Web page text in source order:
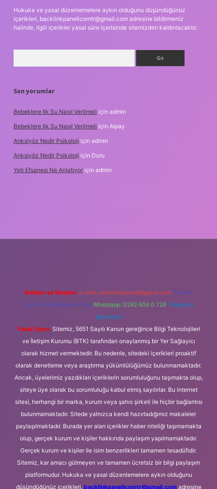
Hukuka ve yasal düzenlemelere aykırı olduğunu düşündüğünüz
içerikleri, backlinkpanelicomtr@gmail.com adresine bildirmeniz
halinde, ilgili içerikler yasal süre içerisinde sitemizden kaldırılacaktır.
Son yorumlar
Bebeklere Ilk Su Nasıl Verilmeli için admin
Bebeklere Ilk Su Nasıl Verilmeli için Alpay
Anksiyöz Nedir Psikoloji için admin
Anksiyöz Nedir Psikoloji için Duru
Yeti Efsanesi Ne Anlatıyor için admin
Reklam ve İletişim: E-mail: backlinkpaneli@gmail.com Teams:
forumhizmeti@gmail.com Whatsapp: 0262 606 0 726 Telegram:
@karabul
Yasal Uyarı: Sitemiz, 5651 Sayılı Kanun gereğince Bilgi Teknolojileri
ve İletişim Kurumu (BTK) tarafından onaylanmış bir Yer Sağlayıcı
olarak hizmet vermektedir. Bu nedenle, sitedeki içerikleri proaktif
olarak denetleme veya araştırma yükümlülüğümüz bulunmamaktadır.
Ancak, üyelerimiz yazdıkları içeriklerin sorumluluğunu taşımakta olup,
siteye üye olarak bu sorumluluğu kabul etmiş sayılırlar. Bu internet
sitesi, herhangi bir marka, kurum veya şahıs şirketi ile hiçbir bağlantısı
bulunmamaktadır. Sitede yalnızca kendi hazırladığımız makaleler
paylaşılmaktadır. Burada yer alan içerikler haber niteliği taşımamakta
olup, gerçek kurum ve kişiler hakkında paylaşım yapılmamaktadır.
Gerçek kurum ve kişiler ile isim benzerlikleri tamamen tesadüfidir.
Sitemiz, kar amacı gütmeyen ve tamamen ücretsiz bir bilgi paylaşım
platformudur. Hukuka ve yasal düzenlemelere aykırı olduğunu
düşündüğünüz içerikleri, backlinkpanelicomtr@gmail.comadresine